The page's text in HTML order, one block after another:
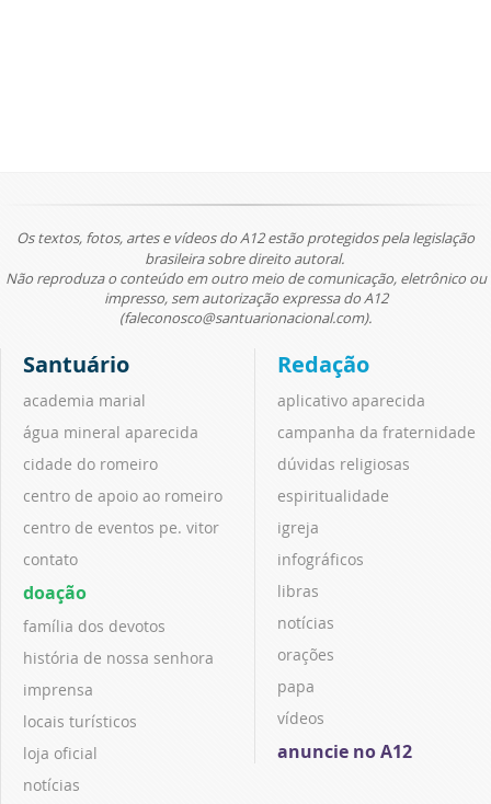
Os textos, fotos, artes e vídeos do A12 estão protegidos pela legislação
brasileira sobre direito autoral.
Não reproduza o conteúdo em outro meio de comunicação, eletrônico ou
impresso, sem autorização expressa do A12
(faleconosco@santuarionacional.com).
Santuário
academia marial
água mineral aparecida
cidade do romeiro
centro de apoio ao romeiro
centro de eventos pe. vitor
contato
doação
família dos devotos
história de nossa senhora
imprensa
locais turísticos
loja oficial
notícias
Redação
aplicativo aparecida
campanha da fraternidade
dúvidas religiosas
espiritualidade
igreja
infográficos
libras
notícias
orações
papa
vídeos
anuncie no A12